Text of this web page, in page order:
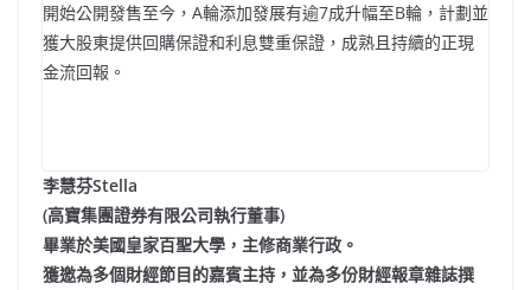
開始公開發售至今，A輪添加發展有逾7成升幅至B輪，計劃並
獲大股東提供回購保證和利息雙重保證，成熟且持續的正現
金流回報。
李慧芬Stella
(高寶集團證券有限公司執行董事)
畢業於美國皇家百聖大學，主修商業行政。
獲邀為多個財經節目的嘉賓主持，並為多份財經報章雜誌撰